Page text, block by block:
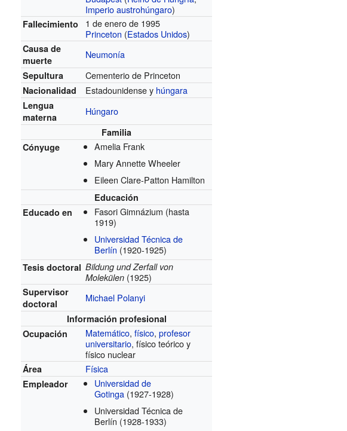
Imperio austrohúngaro)
Fallecimiento
1 de enero de 1995
Princeton (Estados Unidos)
Causa de
muerte
Neumonía
Sepultura Cementerio de Princeton
Nacionalidad Estadounidense y húngara
Lengua
materna
Húngaro
Familia
Cónyuge
Amelia Frank
Mary Annette Wheeler
Eileen Clare-Patton Hamilton
Educación
Educado en
Fasori Gimnázium (hasta
1919)
Universidad Técnica de
Berlín (1920-1925)
Tesis doctoral Bildung und Zerfall von
Molekülen (1925)
Supervisor
doctoral
Michael Polanyi
Información profesional
Ocupación
Matemático,físico,profesor
universitario, físico teórico y
físico nuclear
Área Física
Empleador
Universidad de
Gotinga (1927-1928)
Universidad Técnica de
Berlín (1928-1933)